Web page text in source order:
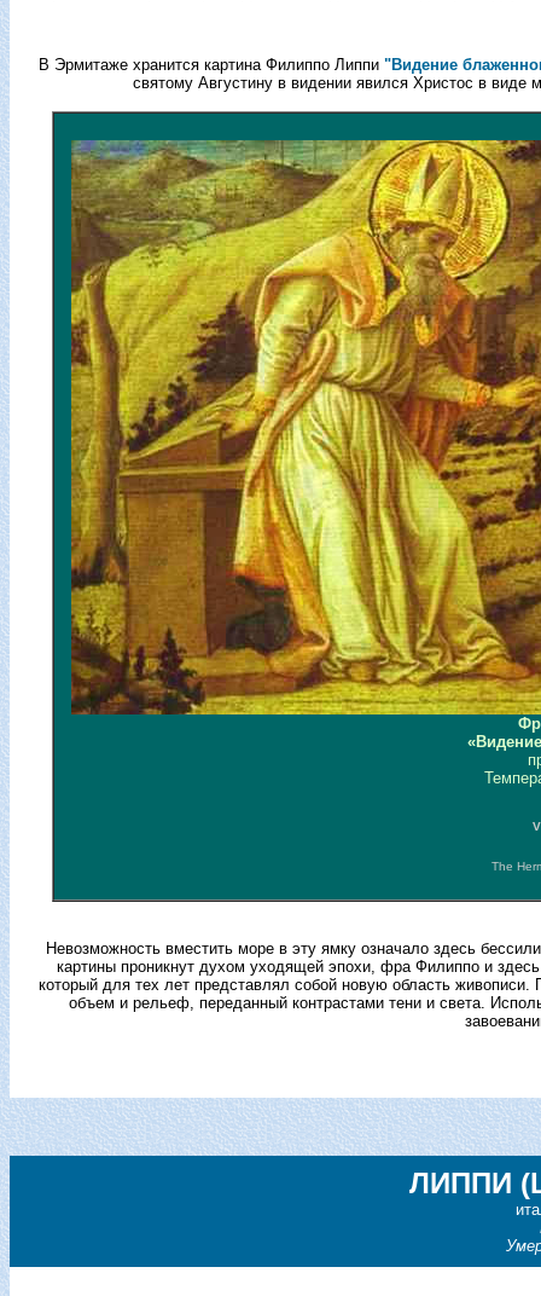
В Эрмитаже хранится картина Филиппо Липпи "Видение
святому Августину в видении явился Христос в
The
Невозможность вместить море в эту ямку означало здесь
картины проникнут духом уходящей эпохи, фра Филиппо и
который для тех лет представлял собой новую область
объем и рельеф, переданный контрастами тени и света.
ЛИППИ